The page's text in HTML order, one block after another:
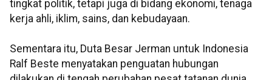
tingkat politik, tetapi juga di bidang ekonomi, tenaga
kerja ahli, iklim, sains, dan kebudayaan.
Sementara itu, Duta Besar Jerman untuk Indonesia
Ralf Beste menyatakan penguatan hubungan